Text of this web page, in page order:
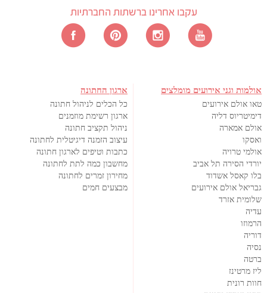
עקבו אחרינו ברשתות החברתיות
אולמות וגני אירועים מומלצים
טאו אולם אירועים
דימיטריוס דליה
אולם אמארה
ואסקו
אולמי טרויה
יורדי הסירה תל אביב
בלו קאסל אשדוד
גבריאל אולם אירועים
שלומית אזרד
עדיה
הרמוזו
דוריה
נסיה
ברטה
ליז מרטינז
חוות רונית
ארגון החתונה
כל הכלים לניהול חתונה
ארגון רשימת מוזמנים
ניהול תקציב חתונה
עיצוב הזמנה דיגיטלית לחתונה
כתבות וטיפים לארגון חתונה
מחשבון כמה לתת לחתונה
מחירון זמרים לחתונה
מבצעים חמים